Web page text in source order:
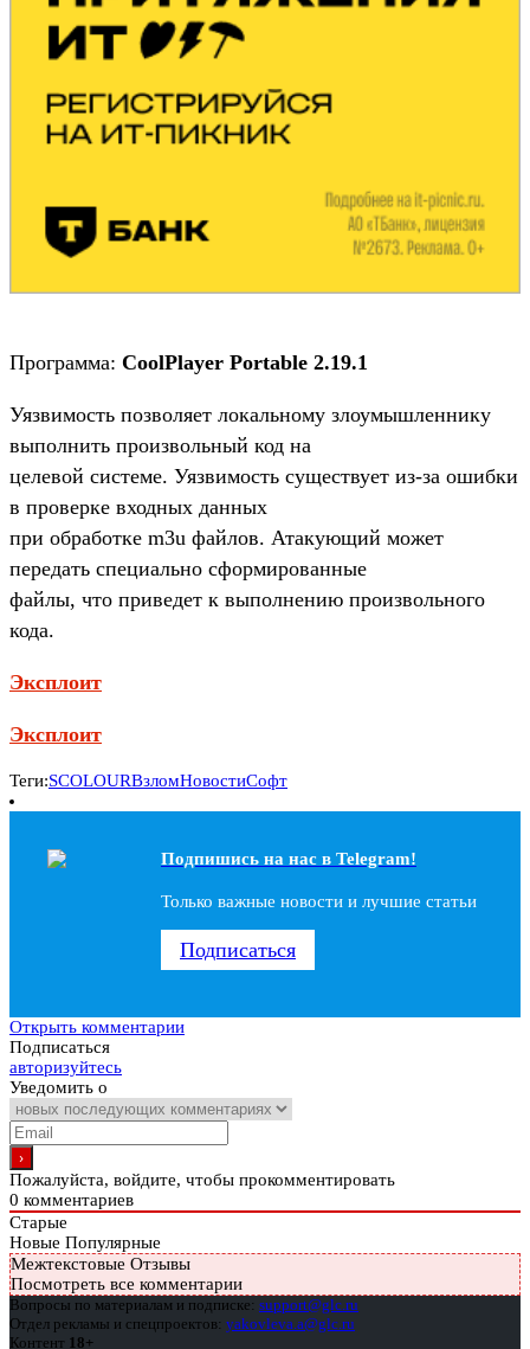
Программа: CoolPlayer Portable 2.19.1
Уязвимость позволяет локальному злоумышленнику
выполнить произвольный код на
целевой системе. Уязвимость существует из-за ошибки
в проверке входных данных
при обработке m3u файлов. Атакующий может
передать специально сформированные
файлы, что приведет к выполнению произвольного
кода.
Эксплоит
Эксплоит
Теги:SCOLOURВзломНовостиСофт
Подпишись на наc в Telegram!
Только важные новости и лучшие статьи
Подписаться
Открыть комментарии
Подписаться
авторизуйтесь
Уведомить о
Пожалуйста, войдите, чтобы прокомментировать
0 комментариев
Старые
Новые Популярные
Межтекстовые Отзывы
Посмотреть все комментарии
Вопросы по материалам и подписке: support@glc.ru
Отдел рекламы и спецпроектов: yakovleva.a@glc.ru
Контент 18+